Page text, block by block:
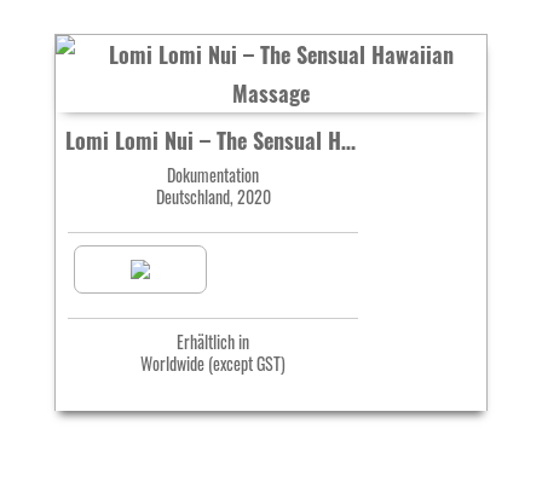
Lomi Lomi Nui – The Sensual Hawaiian Massage
Dokumentation
Deutschland, 2020
Erhältlich in
Worldwide (except GST)